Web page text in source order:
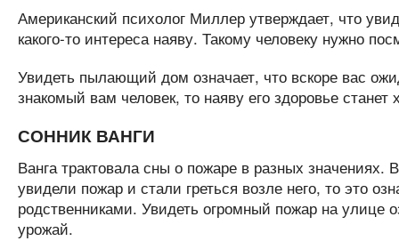
Американский психолог Миллер утверждает, что
какого-то интереса наяву. Такому человеку нужно
Увидеть пылающий дом означает, что вскоре вас
знакомый вам человек, то наяву его здоровье станет
СОННИК ВАНГИ
Ванга трактовала сны о пожаре в разных
увидели пожар и стали греться возле него, то это
родственниками. Увидеть огромный пожар на улице
урожай.